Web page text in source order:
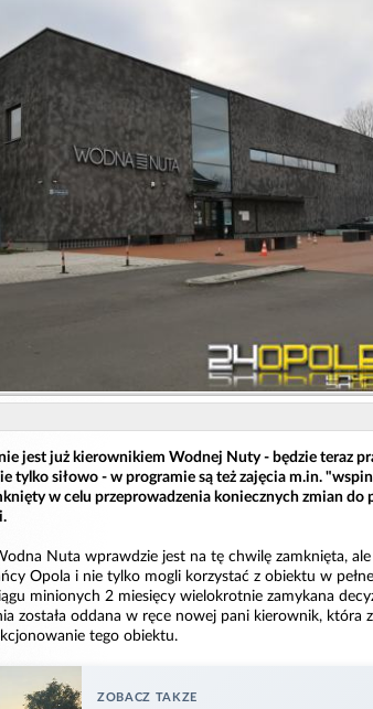
jest już kierownikiem Wodnej Nuty - będzie teraz
tylko siłowo - w programie są też zajęcia m.in.
w celu przeprowadzenia koniecznych zmian do
Nuta wprawdzie jest na tę chwilę zamknięta,
Opola i nie tylko mogli korzystać z obiektu w
minionych 2 miesięcy wielokrotnie zamykana
została oddana w ręce nowej pani kierownik, która
tego obiektu.
ZOBACZ TAKZE